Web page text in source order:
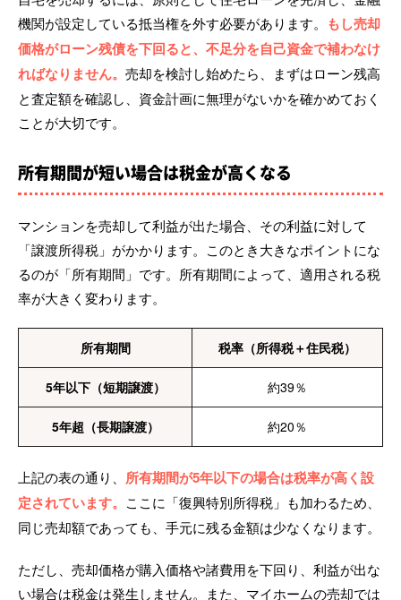
機関が設定している抵当権を外す必要があります。
もし売却
価格がローン残債を下回ると、不足分を自己資金で補わなけ
ればなりません。 売却を検討し始めたら、まずはローン残高
と査定額を確認し、資金計画に無理がないかを確かめておく
ことが大切です。
所有期間が短い場合は税金が高くなる
マンションを売却して利益が出た場合、その利益に対して
「譲渡所得税」がかかります。このとき大きなポイントにな
るのが「所有期間」です。所有期間によって、適用される税
率が大きく変わります。
所有期間 税率（所得税＋住民税）
5年以下（短期譲渡） 約39％
5年超（長期譲渡） 約20％
上記の表の通り、 所有期間が5年以下の場合は税率が高く設
定されています。 ここに「復興特別所得税」も加わるため、
同じ売却額であっても、手元に残る金額は少なくなります。
ただし、売却価格が購入価格や諸費用を下回り、利益が出な
い場合は税金は発生しません。また、マイホームの売却では